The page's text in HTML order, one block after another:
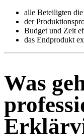
alle Beteiligten
der
Budget und Zeit
das Endprodukt
Was